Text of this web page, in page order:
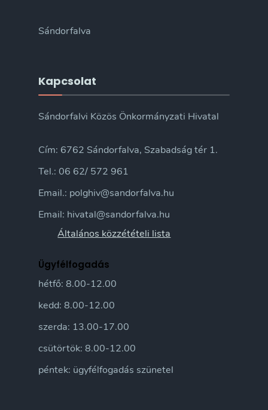
Sándorfalva
Kapcsolat
Sándorfalvi Közös Önkormányzati Hivatal
Cím: 6762 Sándorfalva, Szabadság tér 1.
Tel.: 06 62/ 572 961
Email.: polghiv@sandorfalva.hu
Email: hivatal@sandorfalva.hu
Általános közzétételi lista
Ügyfélfogadás
hétfő: 8.00-12.00
kedd: 8.00-12.00
szerda: 13.00-17.00
csütörtök: 8.00-12.00
péntek: ügyfélfogadás szünetel